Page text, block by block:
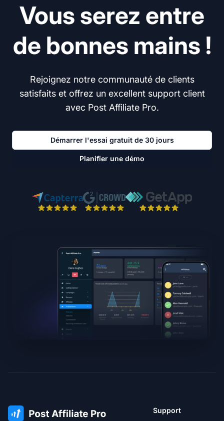
Vous serez entre
de bonnes mains !
Rejoignez notre communauté de clients
satisfaits et offrez un excellent support client
avec Post Affiliate Pro.
Démarrer l'essai gratuit de 30 jours
Planifier une démo
Support